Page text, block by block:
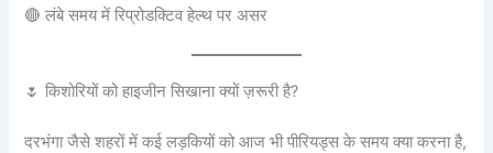
🔴 लंबे समय में रिप्रोडक्टिव हेल्थ पर असर
🌷 किशोरियों को हाइजीन सिखाना क्यों ज़रूरी है?
दरभंगा जैसे शहरों में कई लड़कियों को आज भी पीरियड्स के समय क्या करना है,